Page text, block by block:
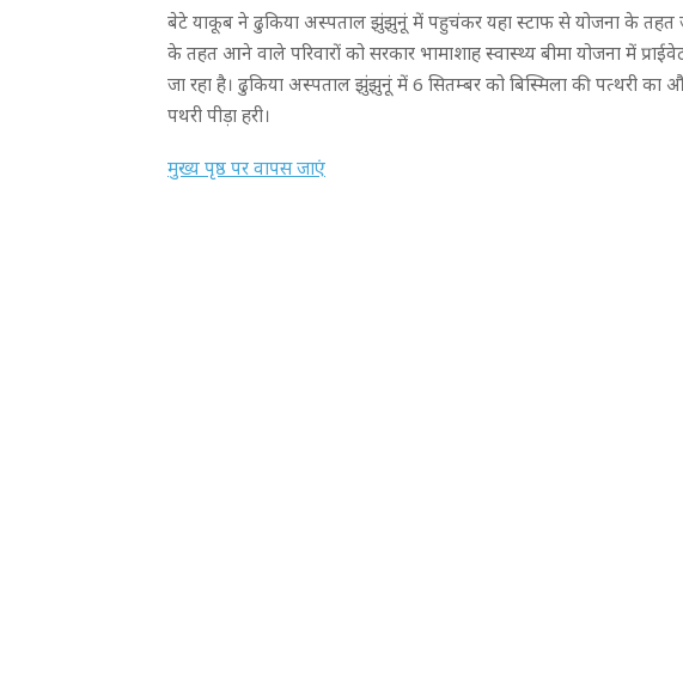
बेटे याकूब ने ढुकिया अस्पताल झुंझुनूं में पहुचंकर यहा स्टाफ से योजना के तहत
के तहत आने वाले परिवारों को सरकार भामाशाह स्वास्थ्य बीमा योजना में
जा रहा है। ढुकिया अस्पताल झुंझुनूं में 6 सितम्बर को बिस्मिला की पत्थरी का
पथरी पीड़ा हरी।
मुख्य पृष्ठ पर वापस जाएं